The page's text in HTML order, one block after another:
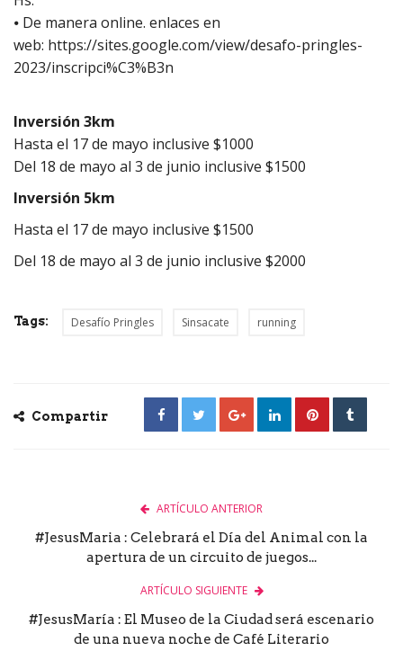
⦁ De manera online. enlaces en
web: https://sites.google.com/view/desafo-pringles-
2023/inscripci%C3%B3n
Inversión 3km
Hasta el 17 de mayo inclusive $1000
Del 18 de mayo al 3 de junio inclusive $1500
Inversión 5km
Hasta el 17 de mayo inclusive $1500
Del 18 de mayo al 3 de junio inclusive $2000
Tags: Desafío Pringles Sinsacate running
Compartir
ARTÍCULO ANTERIOR
#JesusMaria : Celebrará el Día del Animal con la
apertura de un circuito de juegos...
ARTÍCULO SIGUIENTE
#JesusMaría : El Museo de la Ciudad será escenario
de una nueva noche de Café Literario